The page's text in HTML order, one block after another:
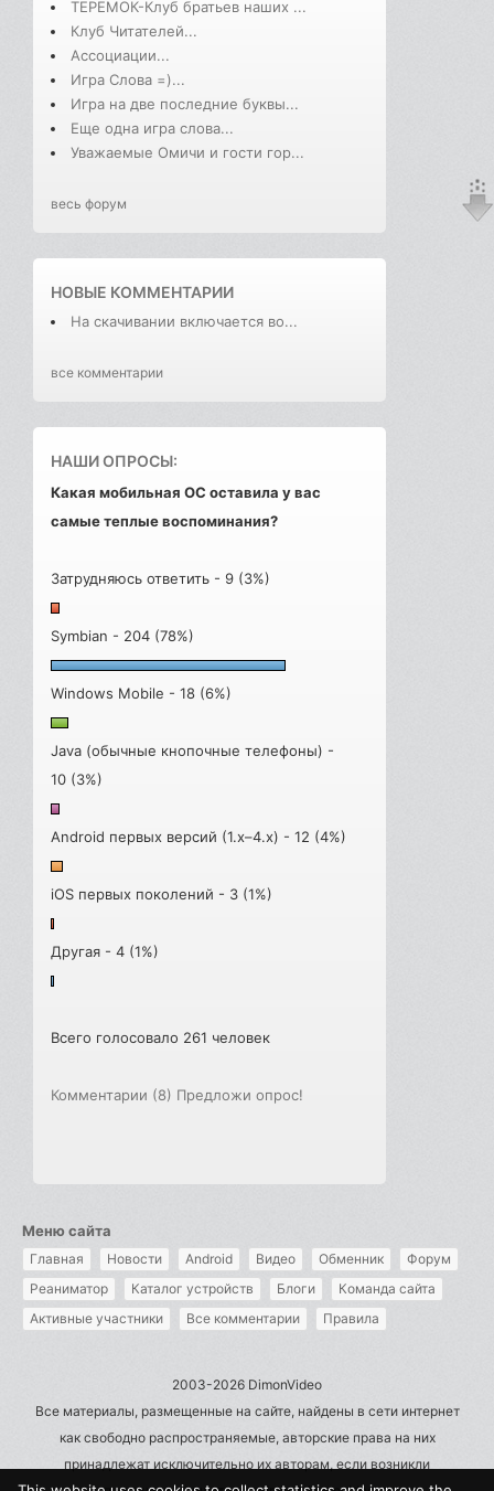
ТЕРЕМОК-Клуб братьев наших ...
Клуб Читателей...
Ассоциации...
Игра Слова =)...
Игра на две последние буквы...
Еще одна игра слова...
Уважаемые Омичи и гости гор...
весь форум
НОВЫЕ КОММЕНТАРИИ
На скачивании включается во...
все комментарии
НАШИ ОПРОСЫ:
Какая мобильная ОС оставила у вас
самые теплые воспоминания?
Затрудняюсь ответить - 9 (3%)
Symbian - 204 (78%)
Windows Mobile - 18 (6%)
Java (обычные кнопочные телефоны) -
10 (3%)
Android первых версий (1.x–4.x) - 12 (4%)
iOS первых поколений - 3 (1%)
Другая - 4 (1%)
Всего голосовало 261 человек
Комментарии (8) Предложи опрос!
Меню сайта
Главная Новости Android Видео Обменник
Форум
Реаниматор
Каталог устройств Блоги
Команда сайта
Активные участники
Все комментарии Правила
2003-2026 DimonVideo
Все материалы, размещенные на сайте, найдены в сети интернет
как свободно распространяемые, авторские права на них
принадлежат исключительно их авторам, если возникли